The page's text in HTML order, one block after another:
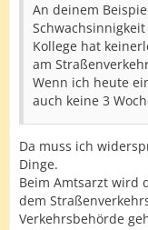
An deinem
Kollege hat
am
Wenn ich heute
auch keine 3
Da muss ich
Dinge.
Beim Amtsarzt wird
dem
Verkehrsbehörde